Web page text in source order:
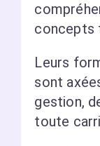
concepts
Leurs
sont
gestion,
toute